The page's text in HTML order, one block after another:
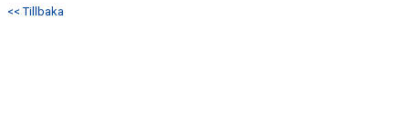
<< Tillbaka